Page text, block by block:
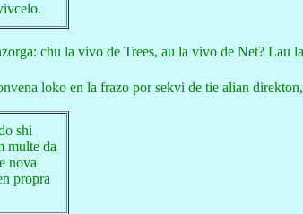
chu la vivo de Trees, au la vivo de Net?
loko en la frazo por sekvi de tie alian
shi
multe da
nova
propra